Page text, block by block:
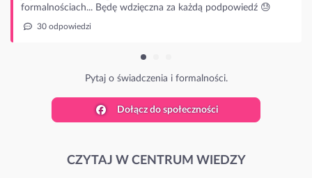
podpowiedź 😓
Dołącz do społeczności
CZYTAJ W CENTRUM WIEDZY